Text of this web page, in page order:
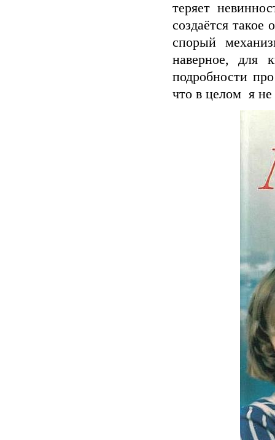
теряет
создаётся
спорый
наверное, для
подробности
что в целом я не